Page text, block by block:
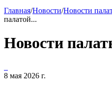
Главная/Новости/Новости
палатой...
Новости
8 мая 2026 г.